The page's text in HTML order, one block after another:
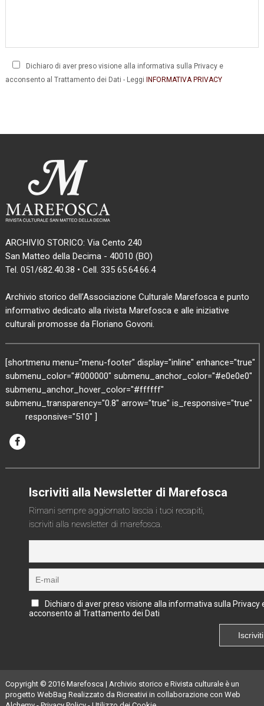
Dichiaro di aver preso visione alla informativa sulla Privacy e
acconsento al Trattamento dei Dati - Leggi INFORMATIVA PRIVACY
ARCHIVIO STORICO: Via Cento 240
San Matteo della Decima - 40010 (BO)
Tel. 051/682.40.38 • Cell. 335 65.64.66.4
Archivio storico dell’Associazione Culturale Marefosca e punto
informativo dedicato alla rivista Marefosca e alle iniziative
culturali promosse da Floriano Govoni.
[shortmenu menu="menu-footer" display="inline" enhance="true"
submenu_color="#000000" submenu_anchor_color="#e0e0e0"
submenu_anchor_hover_color="#ffffff"
submenu_transparency="0.8" arrow="true" is_responsive="true"
responsive="510" ]
Iscriviti alla Newsletter di Marefosca
Rimani sempre aggiornato lascia i tuoi recapiti,
iscriviti alla newsletter di marefosca.
Dichiaro di aver preso visione alla informativa sulla Privacy
acconsento al Trattamento dei Dati
Copyright © 2016 Marefosca | Archivio storico e Rivista culturaleè un
progetto WebBag Realizzato da Ricreativiin collaborazione con Web